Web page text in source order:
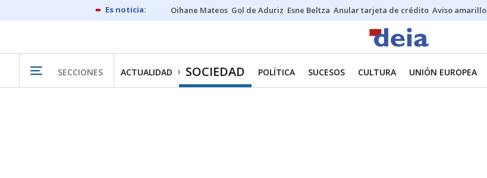
Oihane Mateos Gol de Aduriz Esne Beltza Anular tarjeta de crédito Aviso amarillo
SECCIONES ACTUALIDAD SOCIEDAD POLÍTICA SUCESOS CULTURA UNIÓN EUROPEA